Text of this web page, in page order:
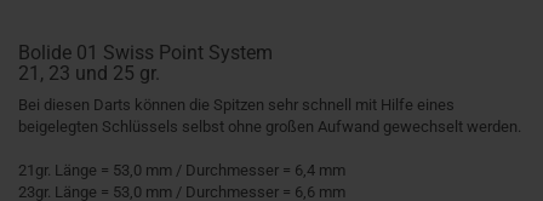
Bolide 01 Swiss Point System
21, 23 und 25 gr.
Bei diesen Darts können die Spitzen sehr schnell mit Hilfe eines
beigelegten Schlüssels selbst ohne großen Aufwand gewechselt werden.
21gr. Länge = 53,0 mm / Durchmesser = 6,4 mm
23gr. Länge = 53,0 mm / Durchmesser = 6,6 mm